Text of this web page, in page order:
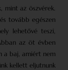
mint az öszvérek.
tovább egészen
lehetővé teszi,
az öt évben
a baj, amiért nem
kellett eljutnunk